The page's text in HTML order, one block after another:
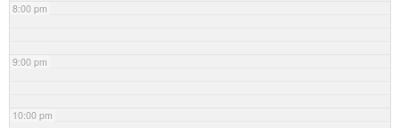
8:00 pm
9:00 pm
10:00 pm